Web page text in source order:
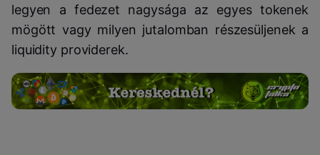
legyen a fedezet nagysága az egyes tokenek
mögött vagy milyen jutalomban részesüljenek a
liquidity providerek.